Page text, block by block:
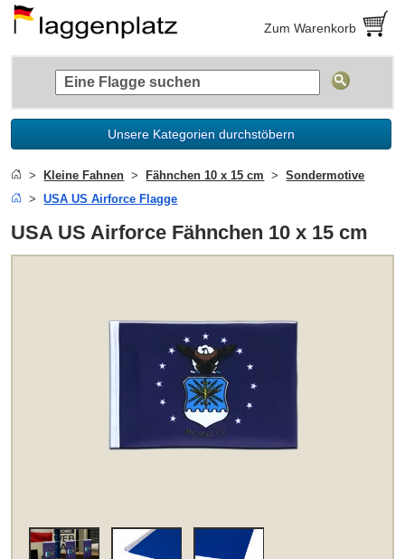
Zum Warenkorb
Unsere Kategorien durchstöbern
Kleine Fahnen Fähnchen 10 x 15 cm
Sondermotive
USA US Airforce Flagge
USA US Airforce Fähnchen 10 x 15 cm